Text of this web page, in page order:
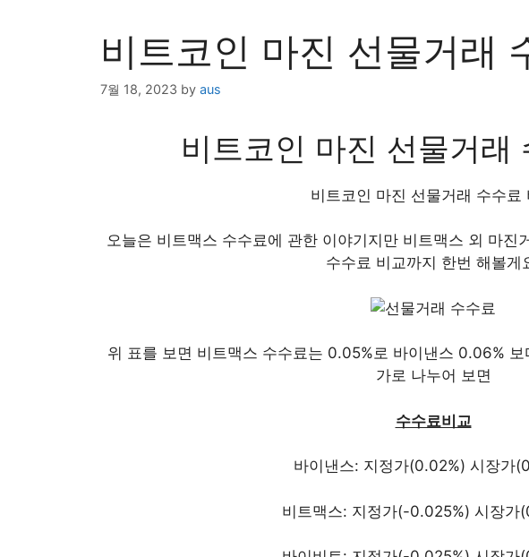
비트코인 마진 선물거래
7월 18, 2023 by aus
비트코인 마진 선물거래
비트코인 마진 선물거래 수수료
오늘은 비트맥스 수수료에 관한 이야기지만 비트맥스 외 마진
수수료 비교까지 한번 해볼게
위 표를 보면 비트맥스 수수료는 0.05%로 바이낸스 0.06%
가로 나누어 보면
수수료비교
바이낸스: 지정가(0.02%) 시장가
비트맥스: 지정가(-0.025%) 시장가